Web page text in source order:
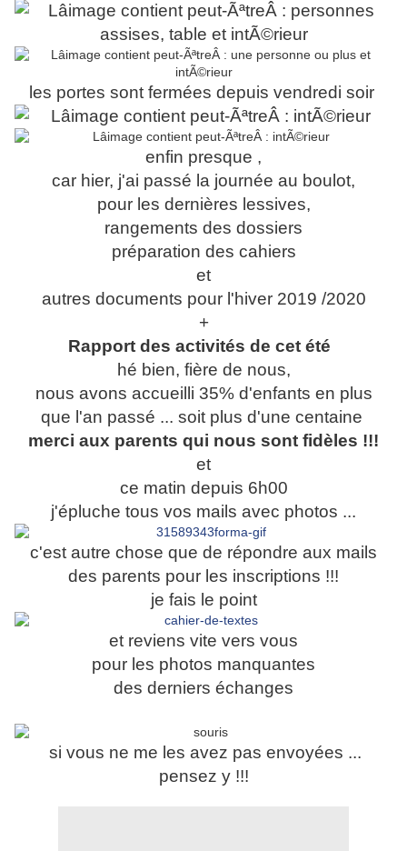
les portes sont fermées depuis vendredi soir
enfin presque ,
car hier, j'ai passé la journée au boulot,
pour les dernières lessives,
rangements des dossiers
préparation des cahiers
et
autres documents pour l'hiver 2019 /2020
+
Rapport des activités de cet été
hé bien, fière de nous,
nous avons accueilli 35% d'enfants en plus
que l'an passé ... soit plus d'une centaine
merci aux parents qui nous sont fidèles !!!
et
ce matin depuis 6h00
j'épluche tous vos mails avec photos ...
c'est autre chose que de répondre aux mails
des parents pour les inscriptions !!!
je fais le point
et reviens vite vers vous
pour les photos manquantes
des derniers échanges
si vous ne me les avez pas envoyées ...
pensez y !!!